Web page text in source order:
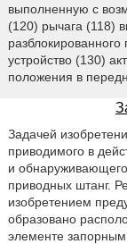
выполненную с
(120) рычага (118)
устройство (130)
положения в
Задачей
приводимого в
и
приводных штанг.
изобретением
образовано
элементе